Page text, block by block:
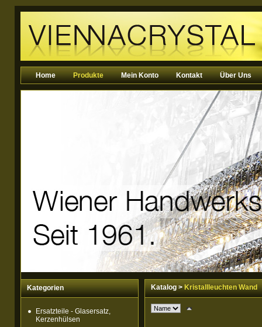
Home Produkte Mein Konto Kontakt Über Uns
Kategorien
Ersatzteile - Glasersatz,
Kerzenhülsen
Katalog>Kristallleuchten Wand